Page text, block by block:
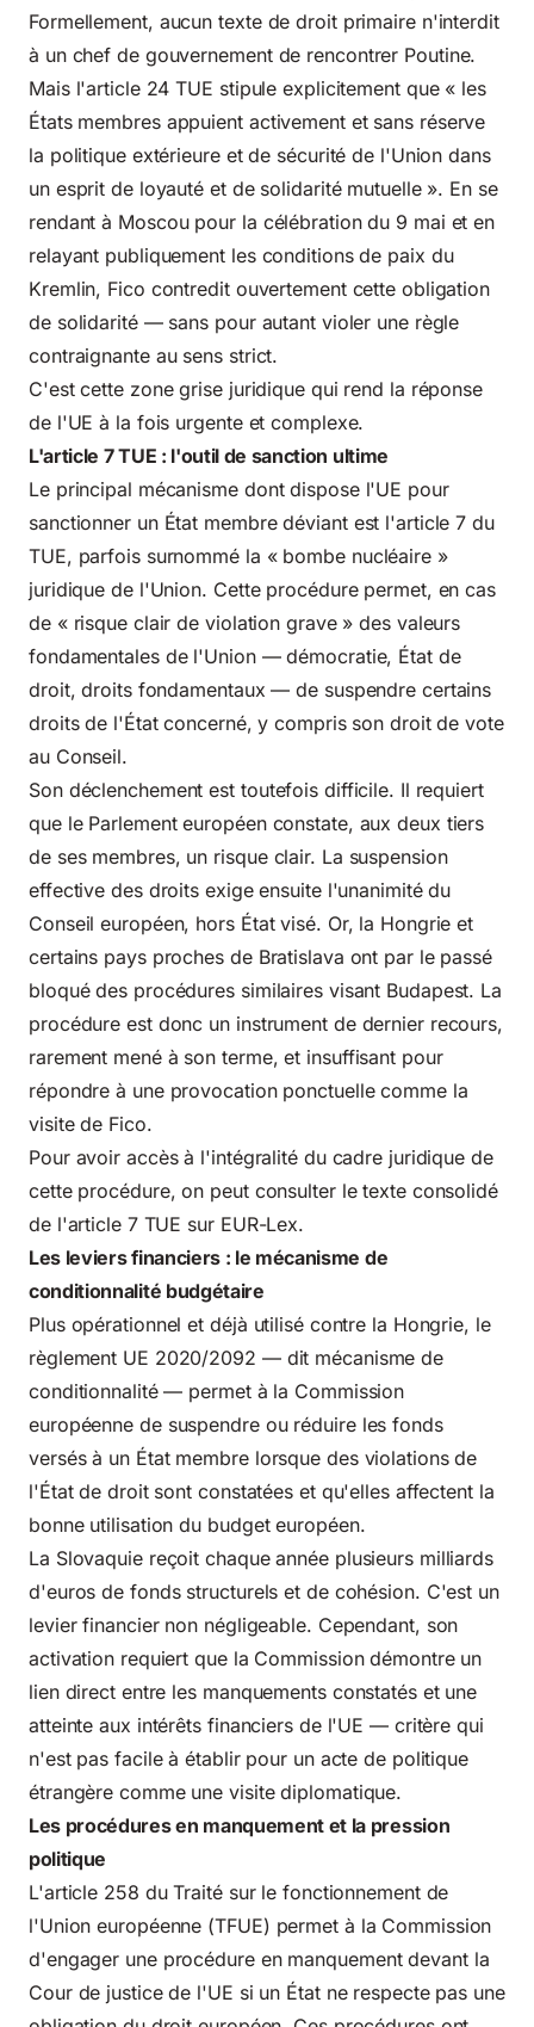
Formellement, aucun texte de droit primaire n'interdit
à un chef de gouvernement de rencontrer Poutine.
Mais l'article 24 TUE stipule explicitement que « les
États membres appuient activement et sans réserve
la politique extérieure et de sécurité de l'Union dans
un esprit de loyauté et de solidarité mutuelle ». En se
rendant à Moscou pour la célébration du 9 mai et en
relayant publiquement les conditions de paix du
Kremlin, Fico contredit ouvertement cette obligation
de solidarité — sans pour autant violer une règle
contraignante au sens strict.
C'est cette zone grise juridique qui rend la réponse
de l'UE à la fois urgente et complexe.
L'article 7 TUE : l'outil de sanction ultime
Le principal mécanisme dont dispose l'UE pour
sanctionner un État membre déviant est l'article 7 du
TUE, parfois surnommé la « bombe nucléaire »
juridique de l'Union. Cette procédure permet, en cas
de « risque clair de violation grave » des valeurs
fondamentales de l'Union — démocratie, État de
droit, droits fondamentaux — de suspendre certains
droits de l'État concerné, y compris son droit de vote
au Conseil.
Son déclenchement est toutefois difficile. Il requiert
que le Parlement européen constate, aux deux tiers
de ses membres, un risque clair. La suspension
effective des droits exige ensuite l'unanimité du
Conseil européen, hors État visé. Or, la Hongrie et
certains pays proches de Bratislava ont par le passé
bloqué des procédures similaires visant Budapest. La
procédure est donc un instrument de dernier recours,
rarement mené à son terme, et insuffisant pour
répondre à une provocation ponctuelle comme la
visite de Fico.
Pour avoir accès à l'intégralité du cadre juridique de
cette procédure, on peut consulter letexte consolidé
de l'article 7 TUE sur EUR-Lex.
Les leviers financiers : le mécanisme de
conditionnalité budgétaire
Plus opérationnel et déjà utilisé contre la Hongrie, le
règlement UE 2020/2092 — dit mécanisme de
conditionnalité — permet à la Commission
européenne de suspendre ou réduire les fonds
versés à un État membre lorsque des violations de
l'État de droit sont constatées et qu'elles affectent la
bonne utilisation du budget européen.
La Slovaquie reçoit chaque année plusieurs milliards
d'euros de fonds structurels et de cohésion. C'est un
levier financier non négligeable. Cependant, son
activation requiert que la Commission démontre un
lien direct entre les manquements constatés et une
atteinte aux intérêts financiers de l'UE — critère qui
n'est pas facile à établir pour un acte de politique
étrangère comme une visite diplomatique.
Les procédures en manquement et la pression
politique
L'article 258 du Traité sur le fonctionnement de
l'Union européenne (TFUE) permet à la Commission
d'engager une procédure en manquement devant la
Cour de justice de l'UE si un État ne respecte pas une